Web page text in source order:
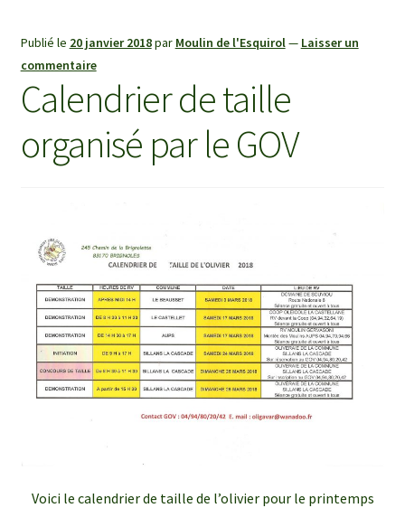
Publié le 20 janvier 2018par Moulin de l'Esquirol— Laisser un
commentaire
Calendrier de taille
organisé par le GOV
Voici le calendrier de taille de l’olivier pour le printemps